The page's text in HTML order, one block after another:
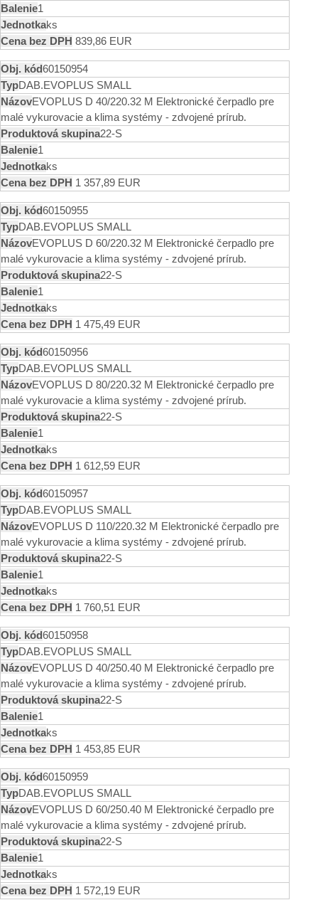
1
ks
839,86 EUR
60150954
DAB.EVOPLUS SMALL
EVOPLUS D 40/220.32 M Elektronické čerpadlo pre
malé vykurovacie a klima systémy - zdvojené prírub.
22-S
1
ks
1 357,89 EUR
60150955
DAB.EVOPLUS SMALL
EVOPLUS D 60/220.32 M Elektronické čerpadlo pre
malé vykurovacie a klima systémy - zdvojené prírub.
22-S
1
ks
1 475,49 EUR
60150956
DAB.EVOPLUS SMALL
EVOPLUS D 80/220.32 M Elektronické čerpadlo pre
malé vykurovacie a klima systémy - zdvojené prírub.
22-S
1
ks
1 612,59 EUR
60150957
DAB.EVOPLUS SMALL
EVOPLUS D 110/220.32 M Elektronické čerpadlo pre
malé vykurovacie a klima systémy - zdvojené prírub.
22-S
1
ks
1 760,51 EUR
60150958
DAB.EVOPLUS SMALL
EVOPLUS D 40/250.40 M Elektronické čerpadlo pre
malé vykurovacie a klima systémy - zdvojené prírub.
22-S
1
ks
1 453,85 EUR
60150959
DAB.EVOPLUS SMALL
EVOPLUS D 60/250.40 M Elektronické čerpadlo pre
malé vykurovacie a klima systémy - zdvojené prírub.
22-S
1
ks
1 572,19 EUR